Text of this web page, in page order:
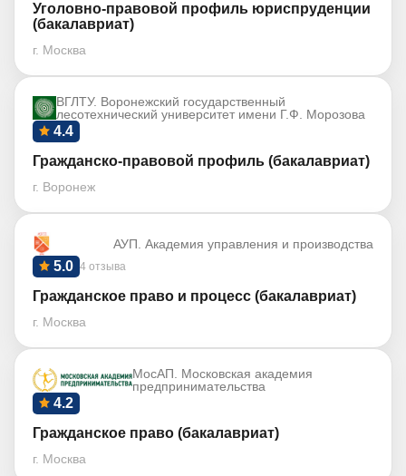
Уголовно-правовой профиль юриспруденции
(бакалавриат)
г. Москва
ВГЛТУ. Воронежский государственный
лесотехнический университет имени Г.Ф. Морозова
4.4
Гражданско-правовой профиль (бакалавриат)
г. Воронеж
АУП. Академия управления и производства
4 отзыва
5.0
Гражданское право и процесс (бакалавриат)
г. Москва
МосАП. Московская академия
предпринимательства
4.2
Гражданское право (бакалавриат)
г. Москва